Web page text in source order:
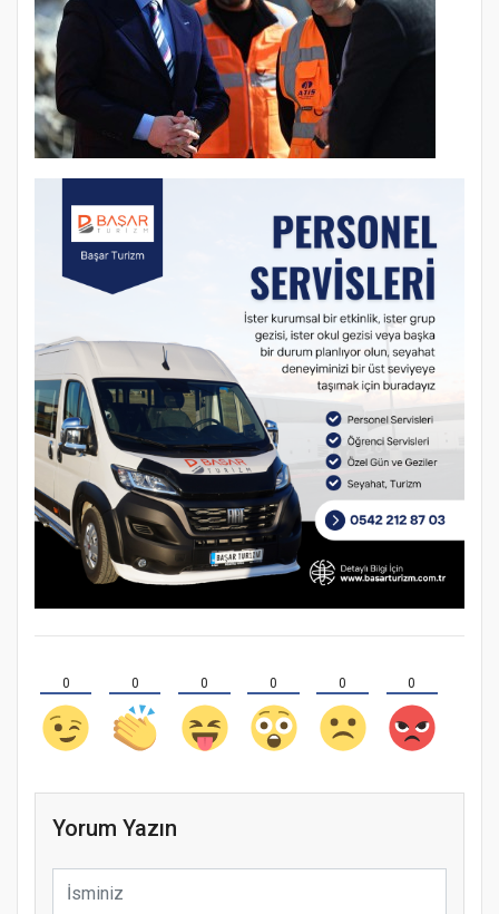
0 0 0 0 0 0
Yorum Yazın